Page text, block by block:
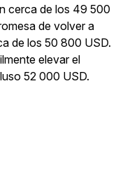
cerca de los 49 500
de volver a
de los 50 800 USD.
elevar el
52 000 USD.